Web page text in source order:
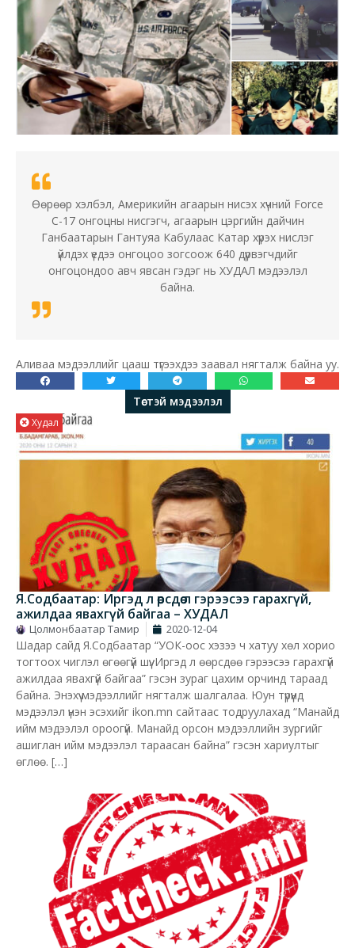
Өөрөөр хэлбэл, Америкийн агаарын нисэх хүчний Force
C-17 онгоцны нисгэгч, агаарын цэргийн дайчин
Ганбаатарын Гантуяа Кабулаас Катар хүрэх нислэг
үйлдэх үедээ онгоцоо зогсоож 640 дүрвэгчдийг
онгоцондоо авч явсан гэдэг нь ХУДАЛ мэдээлэл
байна.
Аливаа мэдээллийг цааш түгээхдээ заавал нягталж байна уу.
Төстэй мэдээлэл
Худал
Я.Содбаатар: Иргэд л өөрсдөө л гэрээсээ гарахгүй,
ажилдаа явахгүй байгаа – ХУДАЛ
Цолмонбаатар Тамир 2020-12-04
Шадар сайд Я.Содбаатар “УОК-оос хэзээ ч хатуу хөл хорио
тогтоох чиглэл өгөөгүй шүү. Иргэд л өөрсдөө гэрээсээ гарахгүй
ажилдаа явахгүй байгаа” гэсэн зураг цахим орчинд тараад
байна. Энэхүү мэдээллийг нягталж шалгалаа. Юун түрүүнд
мэдээлэл үнэн эсэхийг ikon.mn сайтаас тодруулахад “Манайд
ийм мэдээлэл ороогүй. Манайд орсон мэдээллийн зургийг
ашиглан ийм мэдээлэл тараасан байна” гэсэн хариултыг
өглөө. […]